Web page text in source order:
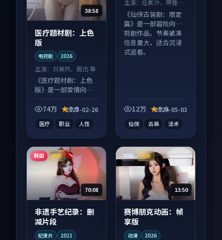
38:58
医疗题材剧：上色
版
电视剧 2026
主演： 刘昊然、周迅 等
《医疗题材剧：上色
版》是一部爱情向电
齐全，观感爽快不拖
74万 9.9
2025-02-26
医疗 职业 人性
主演：任素汐、堺雅人
等
《仙侠古装剧：限定
篇》是一部冒险向电
视剧作品，节奏紧凑
信息量大，适合沉浸
式追看。
12万 9.9
2024-05-03
仙侠 古装 法术
韩国 臻彩
70:08
非遗手艺纪录：删
减片段
纪录片 2021
中国 完结
13:50
赛博朋克动画：帧
享版
动漫 2026